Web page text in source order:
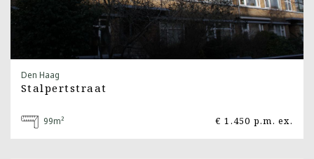
Den Haag
Stalpertstraat
99m² € 1.450 p.m. ex.